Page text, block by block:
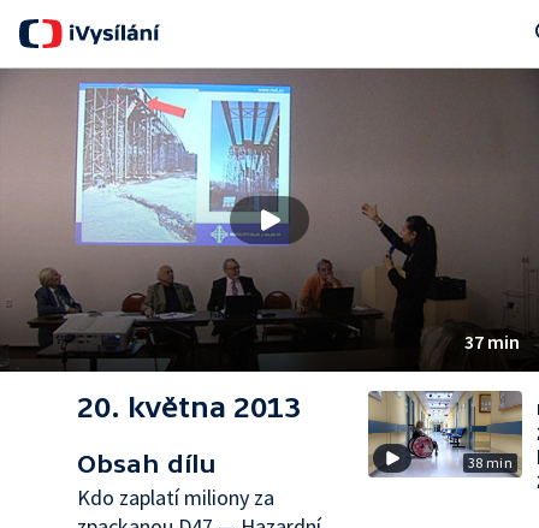
37 min
20. května 2013
Obsah dílu
Kdo zaplatí miliony za
38 min